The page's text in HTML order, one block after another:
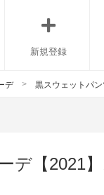
新規登録
デ 黒スウェットパ
【2021